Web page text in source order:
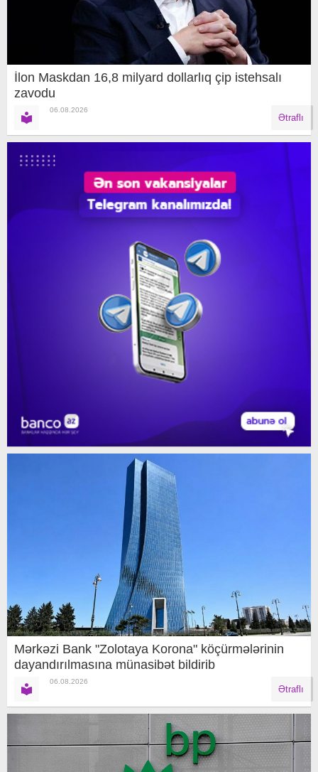
İlon Maskdan 16,8 milyard dollarlıq çip istehsalı
zavodu
06.08.2026
Ətraflı
Mərkəzi Bank "Zolotaya Korona" köçürmələrinin
dayandırılmasına münasibət bildirib
06.08.2026
Ətraflı